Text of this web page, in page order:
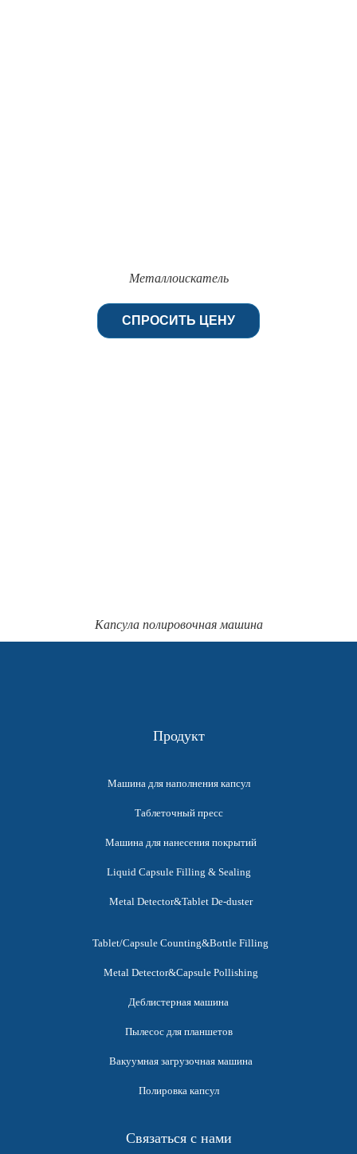
Металлоискатель
СПРОСИТЬ ЦЕНУ
Капсула полировочная машина
Продукт
Машина для наполнения капсул
Таблеточный пресс
Машина для нанесения покрытий
Liquid Capsule Filling & Sealing
Metal Detector&Tablet De-duster
Tablet/Capsule Counting&Bottle Filling
Metal Detector&Capsule Pollishing
Деблистерная машина
Пылесос для планшетов
Вакуумная загрузочная машина
Полировка капсул
Связаться с нами